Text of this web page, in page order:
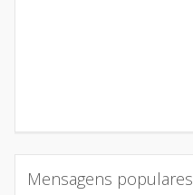
Mensagens populares